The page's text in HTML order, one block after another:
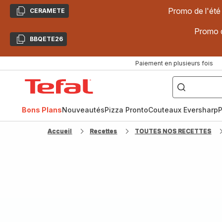
CopierCERAMETE Promo de
CopierBBQETE26
Promo
Paiement en plusieurs fois
["Poêles
inox,
Cake
Factory,
Bons PlansNouveautésPizza ProntoCouteaux Eversharp
Accueil Recettes TOUTES NOS RECETTES